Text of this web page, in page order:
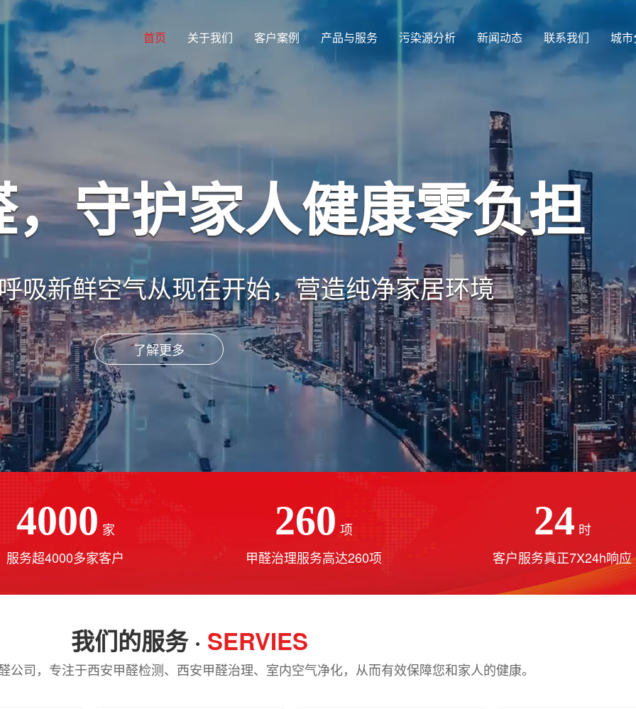
首页 关于我们 客户案例 产品与服务 污染源分析 新闻动态 联系我们 城
守护家人健康零负担
吸新鲜空气从现在开始，营造纯净家居环境
了解更多
4000 家
服务超4000多家客户
260 项
甲醛治理服务高达260项
24 时
客户服务真正7X24h响应
我们的服务 · SERVIES
公司，专注于西安甲醛检测、西安甲醛治理、室内空气净化，从而有效保障您和家人的健康。